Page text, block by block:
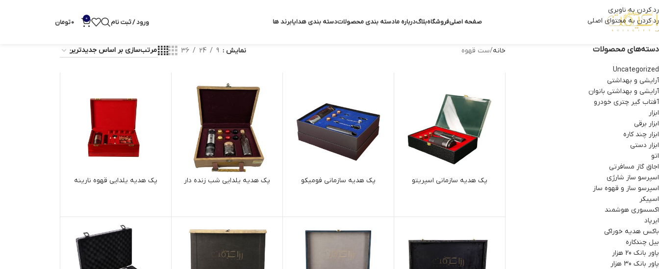
رد کردن به ناوبری
رد کردن به محتوای اصلی
صفحه اصلیفروشگاهبلاگدرباره مادسته بندی محصولاتدسته بندی هدایابرند ها ورود / ثبت نام 0
0تومان
دسته‌های محصولات
Uncategorized
آرایشی و بهداشتی
آرایشی و بهداشتی بانوان
آفتاب گیر چتری خودرو
ابزار
ابزار برقی
ابزار چند کاره
ابزار دستی
اتو
اجاق گاز مسافرتی
اسپرسو ساز شارژی
اسپرسو ساز و قهوه ساز
اسپیکر
اکسسوری هوشمند
ایرپاد
باکس هدیه خوراکی
بیل چندکاره
پاور بانک 20 هزار
پاور بانک 30 هزار
خانه ست قهوه نمایش 9
24
36
پک هدیه سازمانی اسپریتو پک هدیه سازمانی فومیکو پک هدیه یلدایی شب زنده دار پک هدیه یلدایی قهوه نارینه